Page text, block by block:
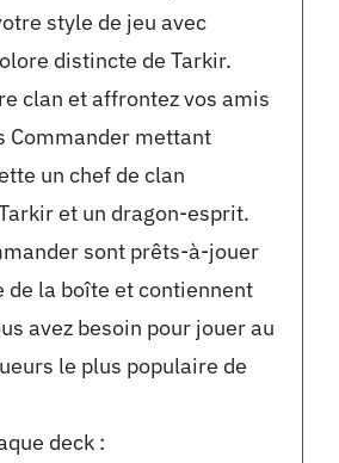
style de jeu avec
distincte de Tarkir.
clan et affrontez vos amis
Commander mettant
un chef de clan
et un dragon-esprit.
sont prêts-à-jouer
de la boîte et contiennent
avez besoin pour jouer au
le plus populaire de
deck :